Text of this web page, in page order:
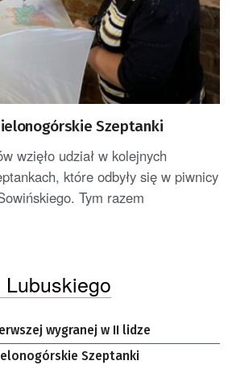
Szeptanki
wzięło udział w kolejnych
które odbyły się w piwnicy
Tym razem
wygranej w II lidze
Szeptanki